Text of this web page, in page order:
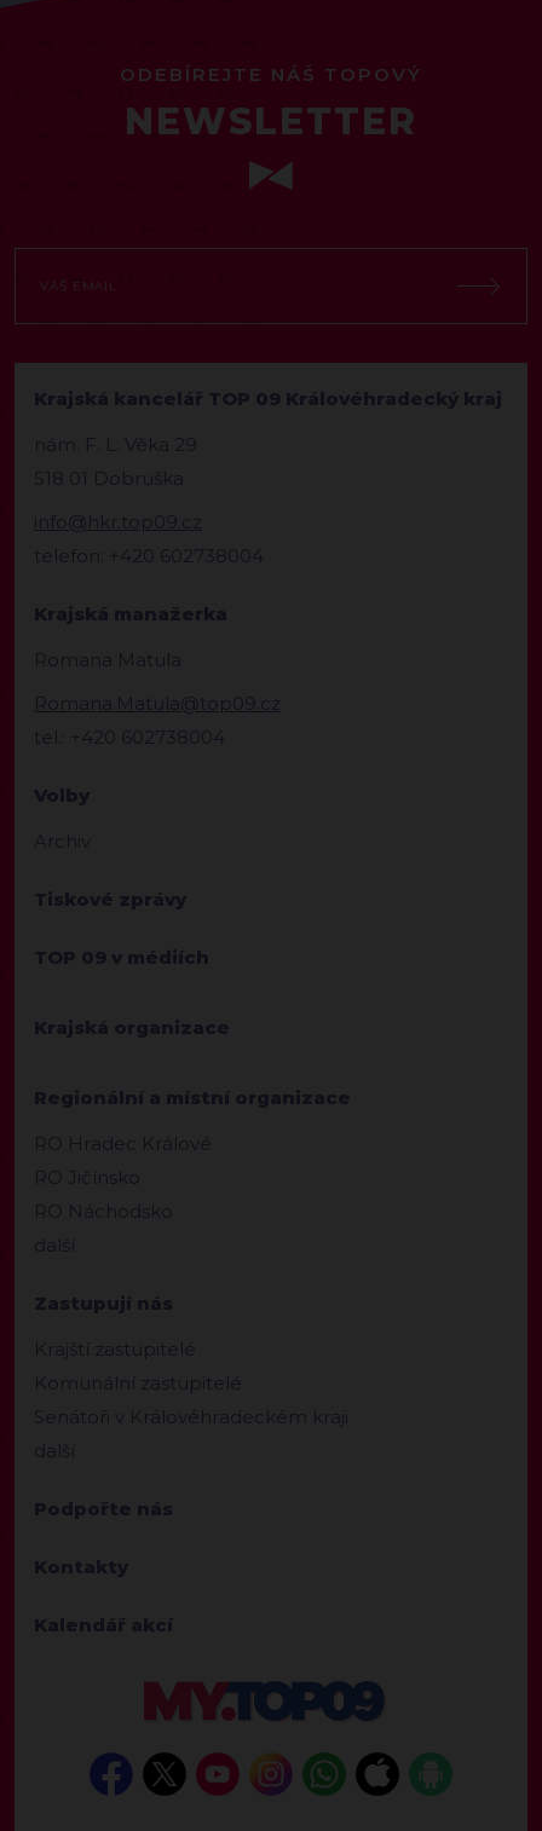
ODEBÍREJTE NÁŠ TOPOVÝ
NEWSLETTER
Krajská kancelář TOP 09 Královéhradecký kraj
nám. F. L. Věka 29
518 01 Dobruška
info@hkr.top09.cz
telefon: +420 602738004
Krajská manažerka
Romana Matula
Romana.Matula@top09.cz
tel.: +420 602738004
Volby
Archiv
Tiskové zprávy
TOP 09 v médiích
Krajská organizace
Regionální a místní organizace
RO Hradec Králové
RO Jičínsko
RO Náchodsko
další
Zastupují nás
Krajští zastupitelé
Komunální zastupitelé
Senátoři v Královéhradeckém kraji
další
Podpořte nás
Kontakty
Kalendář akcí